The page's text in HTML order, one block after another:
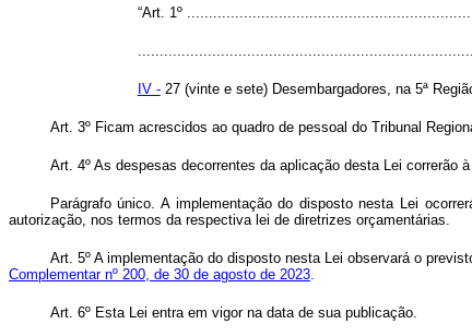
“Art. 1º
IV -27 (vinte e sete) Desembargadores, na 5ª
Art. 3º Ficam acrescidos ao quadro de pessoal do Tribunal
Art. 4º As despesas decorrentes da aplicação desta Lei correrão
Parágrafo único. A implementação do disposto nesta Lei
autorização, nos termos da respectiva lei de diretrizes orçamentárias.
Art. 5º A implementação do disposto nesta Lei observará o
Complementar nº 200, de 30 de agosto de 2023.
Art. 6º Esta Lei entra em vigor na data de sua publicação.